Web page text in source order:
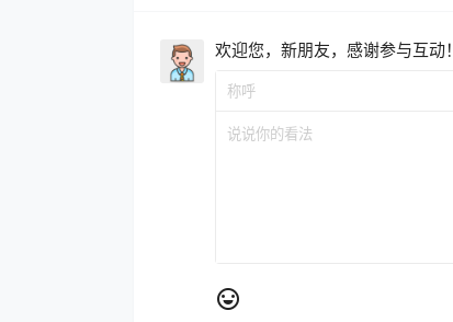
欢迎您，新朋友，感谢参与互动！